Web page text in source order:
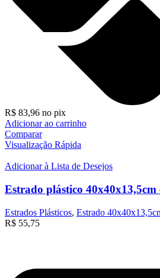
R$ 83,96 no pix
Adicionar ao carrinho
Comparar
Visualização Rápida
Adicionar à Lista de Desejos
Estrado plástico 40x40x13,5cm
Estrados Plásticos, Estrado
R$ 55,75